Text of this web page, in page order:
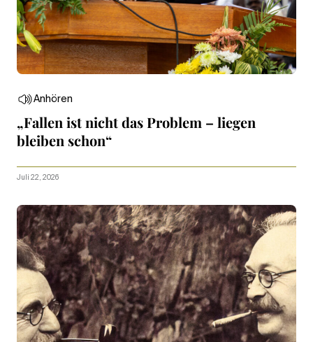
Anhören
„Fallen ist nicht das Problem – liegen
bleiben schon“
Juli 22, 2026